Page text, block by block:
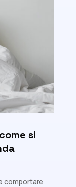
si
comportare